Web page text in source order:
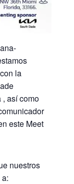
la
así como
este Meet
nuestros